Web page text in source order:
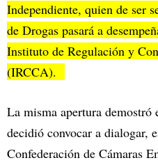
Independiente, quien de ser
de Drogas pasará a
Instituto de Regulación y
(IRCCA).
La misma apertura demostró
decidió convocar a dialogar,
Confederación de Cámaras